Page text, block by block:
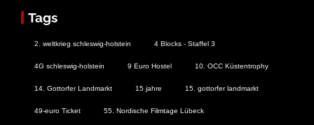
Tags
2. weltkrieg schleswig-holstein 4 Blocks - Staffel 3
4G schleswig-holstein 9 Euro Hostel 10. OCC Küstentrophy
14. Gottorfer Landmarkt 15 jahre 15. gottorfer landmarkt
49-euro Ticket 55. Nordische Filmtage Lübeck